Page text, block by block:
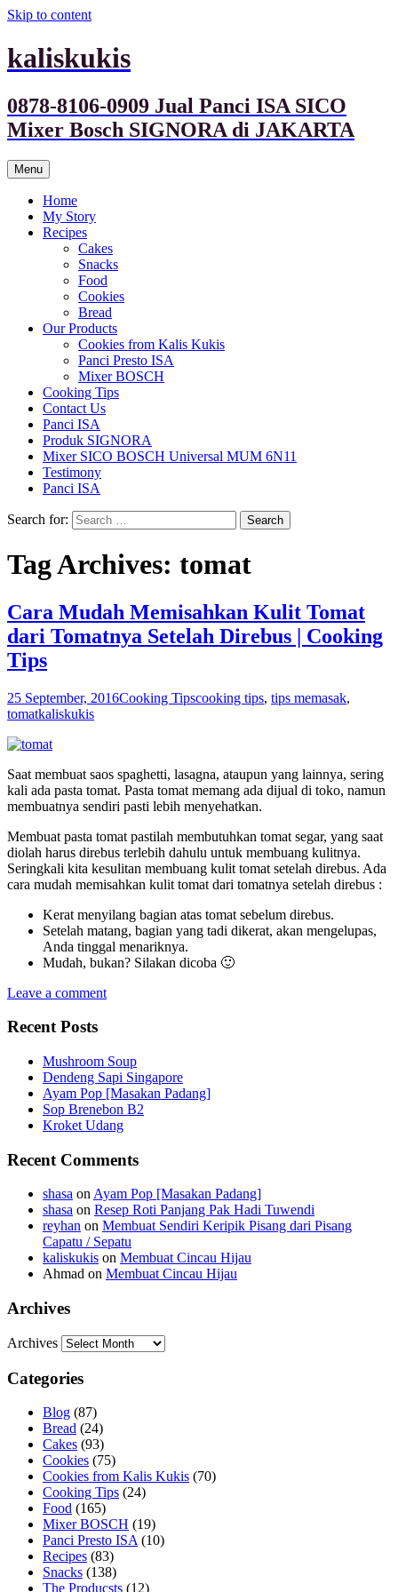
Skip to content
kaliskukis
0878-8106-0909 Jual Panci ISA SICO
Mixer Bosch SIGNORA di JAKARTA
Menu
Home
My Story
Recipes
Cakes
Snacks
Food
Cookies
Bread
Our Products
Cookies from Kalis Kukis
Panci Presto ISA
Mixer BOSCH
Cooking Tips
Contact Us
Panci ISA
Produk SIGNORA
Mixer SICO BOSCH Universal MUM 6N11
Testimony
Panci ISA
Search for:
Tag Archives: tomat
Cara Mudah Memisahkan Kulit Tomat
dari Tomatnya Setelah Direbus | Cooking
Tips
25 September, 2016Cooking Tipscooking tips, tips memasak,
tomatkaliskukis
Saat membuat saos spaghetti, lasagna, ataupun yang lainnya, sering
kali ada pasta tomat. Pasta tomat memang ada dijual di toko, namun
membuatnya sendiri pasti lebih menyehatkan.
Membuat pasta tomat pastilah membutuhkan tomat segar, yang saat
diolah harus direbus terlebih dahulu untuk membuang kulitnya.
Seringkali kita kesulitan membuang kulit tomat setelah direbus. Ada
cara mudah memisahkan kulit tomat dari tomatnya setelah direbus :
Kerat menyilang bagian atas tomat sebelum direbus.
Setelah matang, bagian yang tadi dikerat, akan mengelupas,
Anda tinggal menariknya.
Mudah, bukan? Silakan dicoba 🙂
Leave a comment
Recent Posts
Mushroom Soup
Dendeng Sapi Singapore
Ayam Pop [Masakan Padang]
Sop Brenebon B2
Kroket Udang
Recent Comments
shasa onAyam Pop [Masakan Padang]
shasa on Resep Roti Panjang Pak Hadi Tuwendi
reyhan on Membuat Sendiri Keripik Pisang dari Pisang
Capatu / Sepatu
kaliskukis on Membuat Cincau Hijau
Ahmad on Membuat Cincau Hijau
Archives
Archives
Categories
Blog (87)
Bread (24)
Cakes (93)
Cookies (75)
Cookies from Kalis Kukis (70)
Cooking Tips (24)
Food (165)
Mixer BOSCH (19)
Panci Presto ISA (10)
Recipes (83)
Snacks (138)
The Producsts (12)